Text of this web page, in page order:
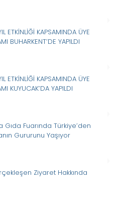
ETKİNLİĞİ KAPSAMINDA ÜYE
BUHARKENT’DE YAPILDI
ETKİNLİĞİ KAPSAMINDA ÜYE
KUYUCAK’DA YAPILDI
Fuarında Türkiye’den
Gururunu Yaşıyor
Ziyaret Hakkında